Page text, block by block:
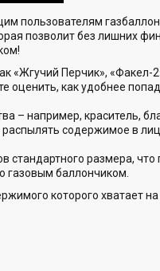
пользователям
позволит без лишних
«Жгучий Перчик»,
как удобнее
– например, краситель,
содержимое в
размера,
газовым баллончиком.
которого хватает